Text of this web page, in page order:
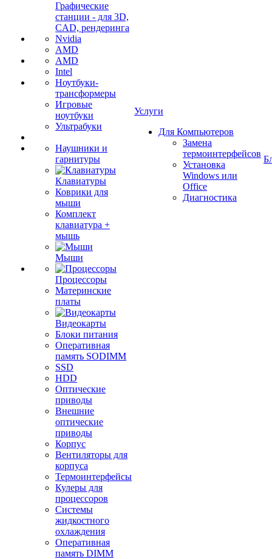
Графические
станции - для 3D,
CAD, рендеринга
Nvidia
AMD
AMD
Intel
Ноутбуки-
трансформеры
Игровые
ноутбуки
Ультрабуки
Наушники и
гарнитуры
Клавиатуры
Коврики для
мыши
Комплект
клавиатура +
мышь
Мыши
Процессоры
Материнские
платы
Видеокарты
Блоки питания
Оперативная
память SODIMM
SSD
HDD
Оптические
приводы
Внешние
оптические
приводы
Корпус
Вентиляторы для
корпуса
Термоинтерфейсы
Кулеры для
процессоров
Системы
жидкостного
охлаждения
Оперативная
память DIMM
Услуги
Для Компьютеров
Замена
термоинтерфейсов
Установка
Windows или
Office
Диагностика